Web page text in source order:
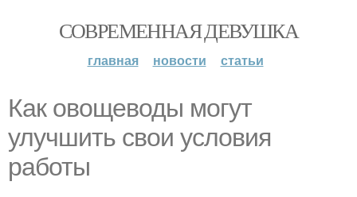
СОВРЕМЕННАЯ ДЕВУШКА
главная новости статьи
Как овощеводы могут
улучшить свои условия
работы